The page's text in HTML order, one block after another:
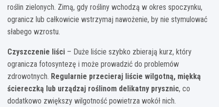
roślin zielonych. Zimą, gdy rośliny wchodzą w okres spoczynku,
ogranicz lub całkowicie wstrzymaj nawożenie, by nie stymulować
słabego wzrostu.
Czyszczenie liści – Duże liście szybko zbierają kurz, który
ogranicza fotosyntezę i może prowadzić do problemów
zdrowotnych. Regularnie przecieraj liście wilgotną, miękką
ściereczką lub urządzaj roślinom delikatny prysznic, co
dodatkowo zwiększy wilgotność powietrza wokół nich.